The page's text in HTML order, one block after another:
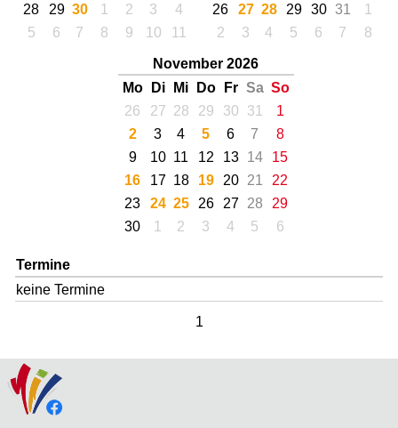
28
29 30 1 2 3
4
5
6 7 8 9 10 11
26
27 28 29 30 31
1
2
3 4 5 6 7 8
November 2026
Mo
Di Mi Do Fr Sa So
26
27 28 29 30 31
1
2
3 4 5 6 7
8
9
10 11 12 13 14
15
16
17 18 19 20 21
22
23
24 25 26 27 28
29
30
1 2 3 4 5 6
Termine
keine Termine
1